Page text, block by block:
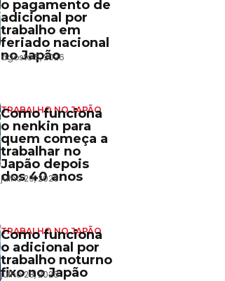
o pagamento de
adicional por
trabalho em
feriado nacional
no Japão
agosto 5, 2026
TRABALHO NO JAPÃO
Como funciona
o nenkin para
quem começa a
trabalhar no
Japão depois
dos 40 anos
julho 29, 2026
TRABALHO NO JAPÃO
Como funciona
o adicional por
trabalho noturno
fixo no Japão
julho 28, 2026